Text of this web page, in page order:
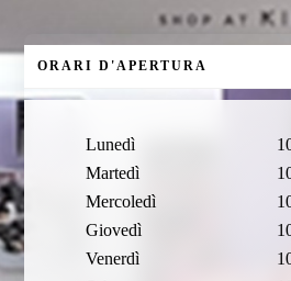
ORARI D'APERTURA
Lunedì
Martedì
Mercoledì
Giovedì
Venerdì